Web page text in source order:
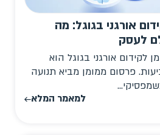
אורגני בגוגל: מה
לעסק
לקידום אורגני בגוגל הוא
פרסום ממומן מביא תנועה
למאמר המלא